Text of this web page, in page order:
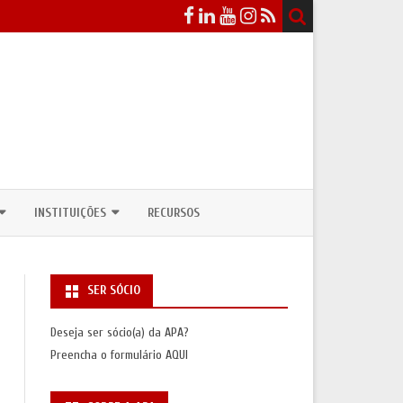
PÚBLICAS
INSTITUIÇÕES
ANTROPOLOGIA
UNIDADES DE INVESTIGAÇÃO
ASSOCIAÇÕES INTERNACIONAIS
RECURSOS
SER SÓCIO
Deseja ser sócio(a) da APA?
Preencha o formulário AQUI